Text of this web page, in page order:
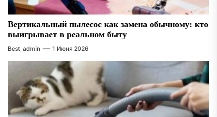
Вертикальный пылесос как замена обычному: кто
выигрывает в реальном быту
Best_admin 1 Июня 2026